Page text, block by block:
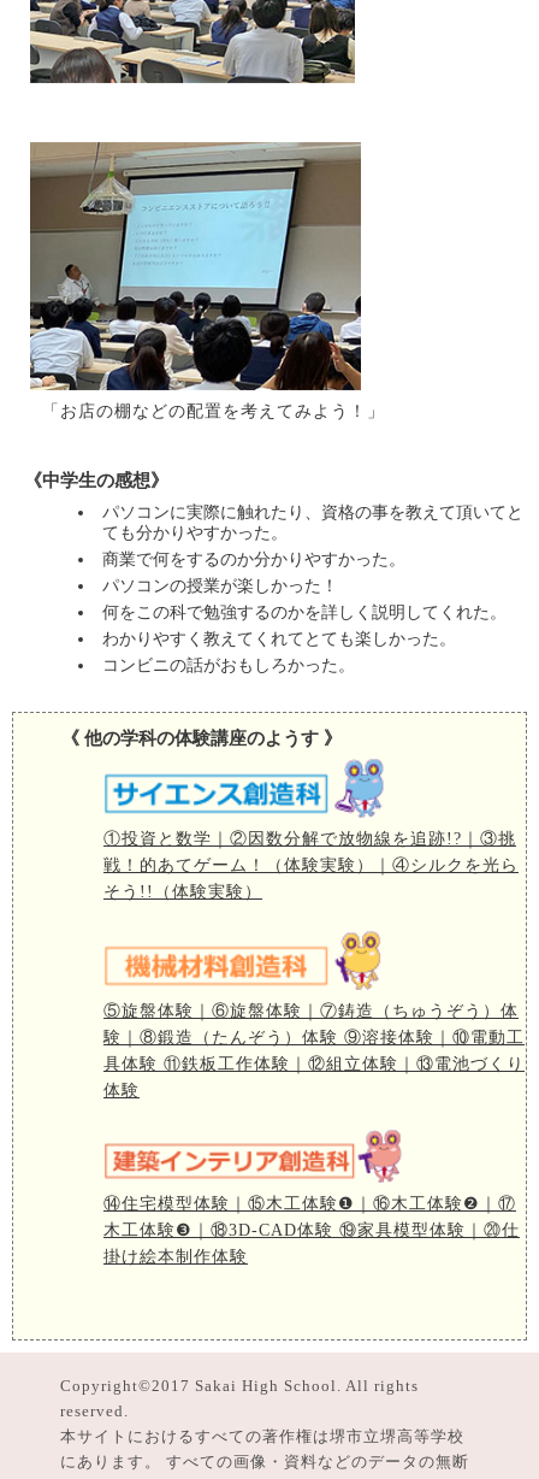
「お店の棚などの配置を考えてみよう！」
《中学生の感想》
パソコンに実際に触れたり、資格の事を教えて頂いてと
ても分かりやすかった。
商業で何をするのか分かりやすかった。
パソコンの授業が楽しかった！
何をこの科で勉強するのかを詳しく説明してくれた。
わかりやすく教えてくれてとても楽しかった。
コンビニの話がおもしろかった。
《 他の学科の体験講座のようす 》
①投資と数学｜②因数分解で放物線を追跡!?｜③挑
戦！的あてゲーム！（体験実験）｜④シルクを光ら
そう!!（体験実験）
⑤旋盤体験｜⑥旋盤体験｜⑦鋳造（ちゅうぞう）体
験｜⑧鍛造（たんぞう）体験 ⑨溶接体験｜⑩電動工
具体験 ⑪鉄板工作体験｜⑫組立体験｜⑬電池づくり
体験
⑭住宅模型体験｜⑮木工体験❶｜⑯木工体験❷｜⑰
木工体験❸｜⑱3D-CAD体験 ⑲家具模型体験｜⑳仕
掛け絵本制作体験
Copyright©2017 Sakai High School. All rights
reserved.
本サイトにおけるすべての著作権は堺市立堺高等学校
にあります。 すべての画像・資料などのデータの無断